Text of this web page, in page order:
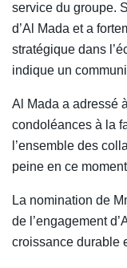
service du groupe.
d’Al Mada et a
stratégique dans
indique un
Al Mada a adressé
condoléances à la
l’ensemble des
peine en ce
La nomination de
de l’engagement
croissance durable